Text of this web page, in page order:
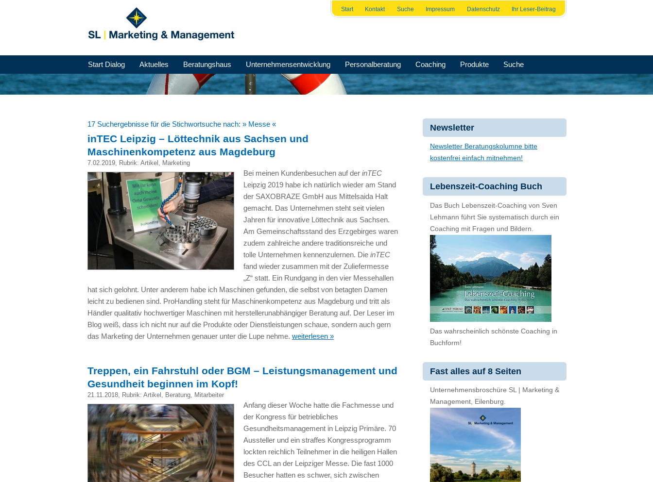
Start Kontakt Suche Impressum Datenschutz Ihr Leser-Beitrag
Start Dialog Aktuelles Beratungshaus Unternehmensentwicklung Personalberatung Coaching Produkte Suche
17 Suchergebnisse für die Stichwortsuche nach: » Messe «
inTEC Leipzig – Löttechnik aus Sachsen und
Maschinenkompetenz aus Magdeburg
7.02.2019, Rubrik: Artikel , Marketing
Bei meinen Kundenbesuchen auf derinTEC
Leipzig 2019 habe ich natürlich wieder am Stand
der SAXOBRAZE GmbH aus Mittelsaida Halt
gemacht. Das Unternehmen steht seit vielen
Jahren für innovative Löttechnik aus Sachsen.
Am Gemeinschaftsstand des Erzgebirges waren
zudem zahlreiche andere traditionsreiche und
tolle Unternehmen kennenzulernen. DieinTEC
fand wieder zusammen mit der Zuliefermesse
„Z“ statt. Ein Rundgang in den vier Messehallen
hat sich gelohnt. Unter anderem habe ich Maschinen gefunden, die selbst von betagten Damen
leicht zu bedienen sind. ProHandling steht für Maschinenkompetenz aus Magdeburg und tritt als
Händler qualitativ hochwertiger Maschinen mit herstellerunabhängiger Beratung auf. Der Leser im
Blog weiß, dass ich nicht nur auf die Produkte oder Dienstleistungen schaue, sondern auch gern
das Marketing der Unternehmen genauer unter die Lupe nehme. weiterlesen »
Treppen, ein Fahrstuhl oder BGM – Leistungsmanagement und
Gesundheit beginnen im Kopf!
21.11.2018, Rubrik: Artikel , Beratung, Mitarbeiter
Anfang dieser Woche hatte die Fachmesse und
der Kongress für betriebliches
Gesundheitsmanagement in Leipzig Primäre. 70
Aussteller und ein straffes Kongressprogramm
lockten reichlich Teilnehmer in die heiligen Hallen
des CCL an der Leipziger Messe. Die fast 1000
Besucher hatten es schwer, sich zwischen
Newsletter
Newsletter Beratungskolumne bitte
kostenfrei einfach mitnehmen!
Lebenszeit-Coaching Buch
Das Buch Lebenszeit-Coaching von Sven
Lehmann führt Sie systematisch durch ein
Coaching mit Fragen und Bildern.
Das wahrscheinlich schönste Coaching in
Buchform!
Fast alles auf 8 Seiten
Unternehmensbroschüre SL | Marketing &
Management, Eilenburg.